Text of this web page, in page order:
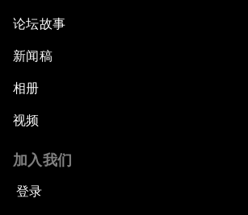
论坛故事
新闻稿
相册
视频
加入我们
登录